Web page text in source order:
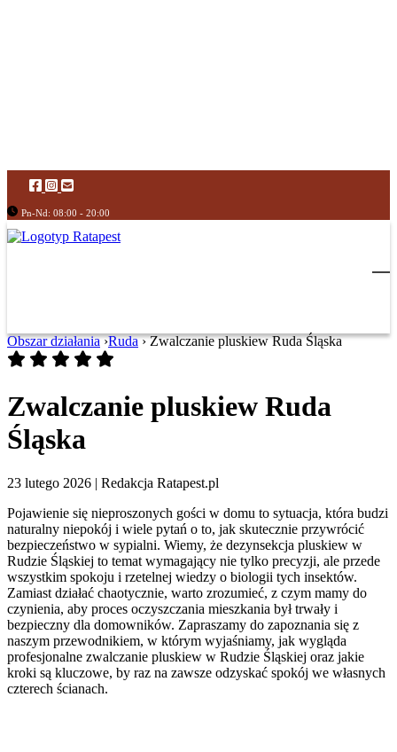
Pn-Nd: 08:00 - 20:00
Obszar działania ›Ruda › Zwalczanie pluskiew Ruda Śląska
Zwalczanie pluskiew Ruda
Śląska
23 lutego 2026 | Redakcja Ratapest.pl
Pojawienie się nieproszonych gości w domu to sytuacja, która budzi
naturalny niepokój i wiele pytań o to, jak skutecznie przywrócić
bezpieczeństwo w sypialni. Wiemy, że dezynsekcja pluskiew w
Rudzie Śląskiej to temat wymagający nie tylko precyzji, ale przede
wszystkim spokoju i rzetelnej wiedzy o biologii tych insektów.
Zamiast działać chaotycznie, warto zrozumieć, z czym mamy do
czynienia, aby proces oczyszczania mieszkania był trwały i
bezpieczny dla domowników. Zapraszamy do zapoznania się z
naszym przewodnikiem, w którym wyjaśniamy, jak wygląda
profesjonalne zwalczanie pluskiew w Rudzie Śląskiej oraz jakie
kroki są kluczowe, by raz na zawsze odzyskać spokój we własnych
czterech ścianach.